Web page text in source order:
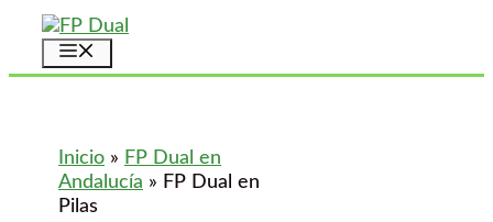
Saltar
contenido
Inicio » FP Dual en
Andalucía » FP Dual en
Pilas